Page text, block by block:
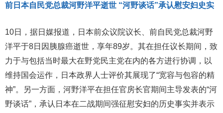
前日本自民党总裁河野洋平逝世 “河野谈话”承认慰安妇史实
10日，据日媒报道，日本前众议院议长、前自民党总裁河野
洋平于8日因胰腺癌逝世，享年89岁。其在担任议长期间，致
力于与包括当时最大在野党民主党在内的各方进行协调，以
维持国会运作，日本政界人士评价其展现了“宽容与包容的精
神”。另一方面，河野洋平在担任官房长官期间主导发表的“河
野谈话”，承认日本在二战期间强征慰安妇的历史事实并表示